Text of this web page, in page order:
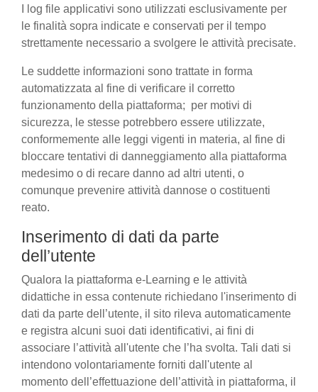
I log file applicativi sono utilizzati esclusivamente per
le finalità sopra indicate e conservati per il tempo
strettamente necessario a svolgere le attività precisate.
Le suddette informazioni sono trattate in forma
automatizzata al fine di verificare il corretto
funzionamento della piattaforma; per motivi di
sicurezza, le stesse potrebbero essere utilizzate,
conformemente alle leggi vigenti in materia, al fine di
bloccare tentativi di danneggiamento alla piattaforma
medesimo o di recare danno ad altri utenti, o
comunque prevenire attività dannose o costituenti
reato.
Inserimento di dati da parte
dell’utente
Qualora la piattaforma e-Learning e le attività
didattiche in essa contenute richiedano l'inserimento di
dati da parte dell’utente, il sito rileva automaticamente
e registra alcuni suoi dati identificativi, ai fini di
associare l’attività all'utente che l’ha svolta. Tali dati si
intendono volontariamente forniti dall'utente al
momento dell’effettuazione dell’attività in piattaforma, il